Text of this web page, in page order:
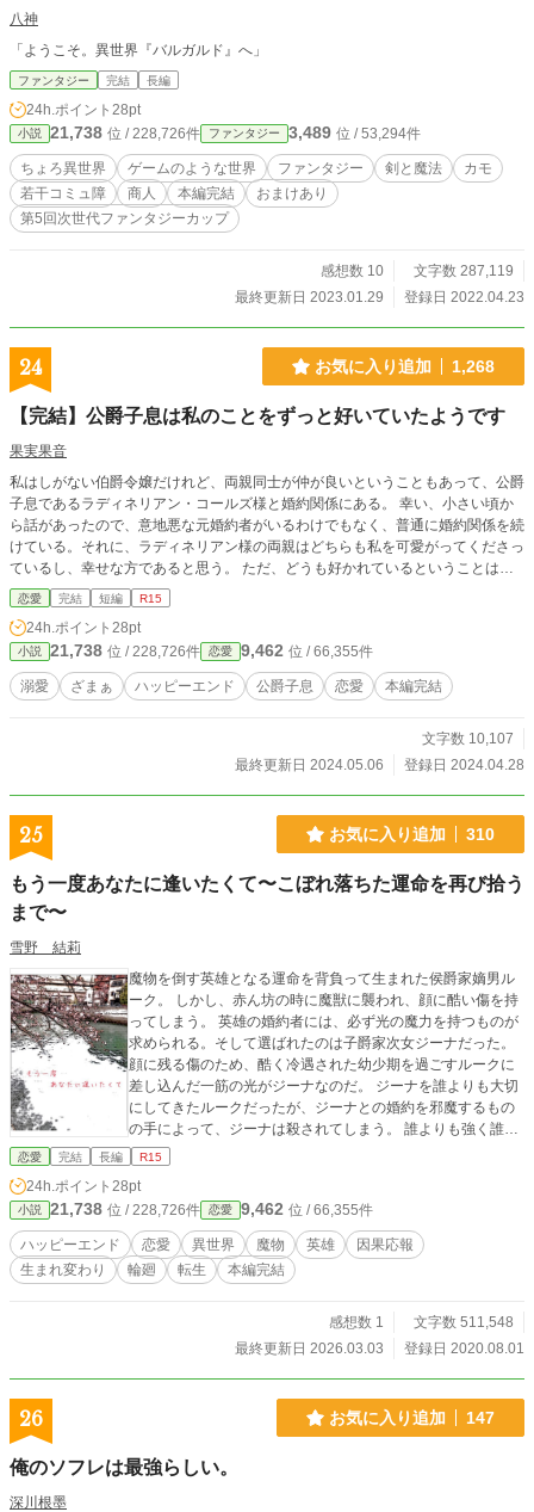
八神
「ようこそ。異世界『バルガルド』へ」
ファンタジー 完結 長編
24h.ポイント 28pt
小説 21,738 位 / 228,726件 ファンタジー 3,489 位 / 53,294件
ちょろ異世界 ゲームのような世界 ファンタジー 剣と魔法
カモ
若干コミュ障
商人 本編完結
おまけあり
第5回次世代ファンタジーカップ
感想数 10
文字数 287,119
最終更新日 2023.01.29
登録日 2022.04.23
24 お気に入り追加 1,268
【完結】公爵子息は私のことをずっと好いていたようです
果実果音
私はしがない伯爵令嬢だけれど、両親同士が仲が良いということもあって、公爵
子息であるラディネリアン・コールズ様と婚約関係にある。 幸い、小さい頃か
ら話があったので、意地悪な元婚約者がいるわけでもなく、普通に婚約関係を続
けている。それに、ラディネリアン様の両親はどちらも私を可愛がってくださっ
ているし、幸せな方であると思う。 ただ、どうも好かれているということは無
さそうだ。 月に数回ある顔合わせの時でさえ、仏頂面だ。 パーティではなんの
関係もない令嬢にだって笑顔を作るのに.....。 これでは、結婚した後は別居かし
ら。 お父様とお母様はとても仲が良くて、憧れていた。もちろん、ラディネリ
アン様の両親も。 だから、ちょっと、別居になるのは悲しいかな。なんて、私
のわがままかしらね。
恋愛 完結 短編 R15
24h.ポイント 28pt
小説 21,738 位 / 228,726件 恋愛 9,462 位 / 66,355件
溺愛 ざまぁ ハッピーエンド 公爵子息 恋愛 本編完結
文字数 10,107
最終更新日 2024.05.06
登録日 2024.04.28
25 お気に入り追加 310
もう一度あなたに逢いたくて〜こぼれ落ちた運命を再び拾う
まで〜
雪野 結莉
魔物を倒す英雄となる運命を背負って生まれた侯爵家嫡男ル
ーク。 しかし、赤ん坊の時に魔獣に襲われ、顔に酷い傷を持
ってしまう。 英雄の婚約者には、必ず光の魔力を持つものが
求められる。そして選ばれたのは子爵家次女ジーナだった。
顔に残る傷のため、酷く冷遇された幼少期を過ごすルークに
差し込んだ一筋の光がジーナなのだ。 ジーナを誰よりも大切
にしてきたルークだったが、ジーナとの婚約を邪魔するもの
の手によって、ジーナは殺されてしまう。 誰よりも強く誰よ
りも心に傷を持つルークのことが死してなお気になるジー
とても長いお話ですが、1話1話は1500文字前後で軽く読め
る……はず！です。 他サイト様でも公開中ですが、アルファ
ポリス様が一番早い更新です。 本編完結しました！ 大変お待
たせ致しました。番外編も完結いたしました！
恋愛 完結 長編 R15
24h.ポイント 28pt
小説 21,738 位 / 228,726件 恋愛 9,462 位 / 66,355件
ハッピーエンド 恋愛 異世界 魔物 英雄
因果応報
生まれ変わり
輪廻 転生 本編完結
感想数 1
文字数 511,548
最終更新日 2026.03.03
登録日 2020.08.01
26 お気に入り追加 147
俺のソフレは最強らしい。
深川根墨